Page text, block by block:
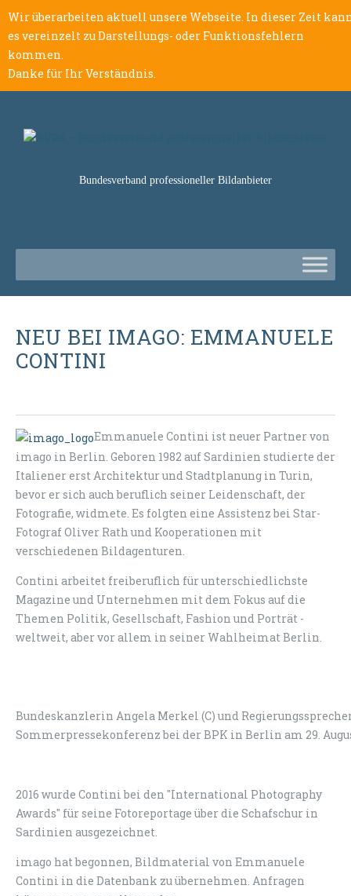
Wir überarbeiten aktuell unsere Webseite. In dieser Zeit
es vereinzelt zu Darstellungs- oder Funktionsfehlern
kommen.
Danke für Ihr Verständnis.
Bundesverband professioneller Bildanbieter
NEU BEI IMAGO: EMMANUELE
CONTINI
Emmanuele Contini ist neuer Partner von
imago in Berlin. Geboren 1982 auf Sardinien studierte der
Italiener erst Architektur und Stadtplanung in Turin,
bevor er sich auch beruflich seiner Leidenschaft, der
Fotografie, widmete. Es folgten eine Assistenz bei Star-
Fotograf Oliver Rath und Kooperationen mit
verschiedenen Bildagenturen.
Contini arbeitet freiberuflich für unterschiedlichste
Magazine und Unternehmen mit dem Fokus auf die
Themen Politik, Gesellschaft, Fashion und Porträt -
weltweit, aber vor allem in seiner Wahlheimat Berlin.
Bundeskanzlerin Angela Merkel (C) und
Sommerpressekonferenz bei der BPK in Berlin am 29.
2016 wurde Contini bei den "International Photography
Awards" für seine Fotoreportage über die Schafschur in
Sardinien ausgezeichnet.
imago hat begonnen, Bildmaterial von Emmanuele
Contini in die Datenbank zu übernehmen. Anfragen